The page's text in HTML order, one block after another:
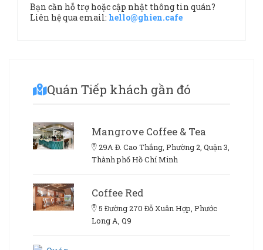
Bạn cần hỗ trợ hoặc cập nhật thông tin quán?
Liên hệ qua email: hello@ghien.cafe
Quán Tiếp khách gần đó
Mangrove Coffee & Tea
29A Đ. Cao Thắng, Phường 2, Quận 3,
Thành phố Hồ Chí Minh
Coffee Red
5 Đường 270 Đỗ Xuân Hợp, Phước
Long A, Q9